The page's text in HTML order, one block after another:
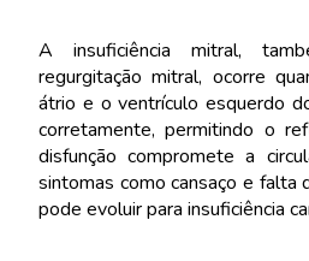
A insuficiência mitral,
regurgitação mitral, ocorre
átrio e o ventrículo esquerdo
corretamente, permitindo o
disfunção compromete a
sintomas como cansaço e falta
pode evoluir para insuficiência